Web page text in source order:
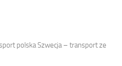
polska Szwecja – transport ze